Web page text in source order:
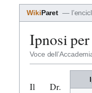
Wiki Paret —
Ipnosi
Voce
Il Dr.